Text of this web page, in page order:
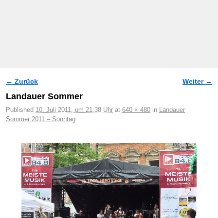
Bilder-Navigation
← Zurück Weiter →
Landauer Sommer
Published 10. Juli 2011, um 21:38 Uhr at 640 × 480 in
Landauer
Sommer 2011 – Sonntag